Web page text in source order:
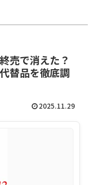
売で消えた？
替品を徹底調
2025.11.29